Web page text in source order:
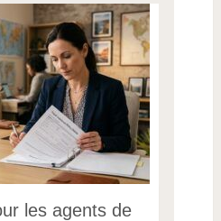
les agents de